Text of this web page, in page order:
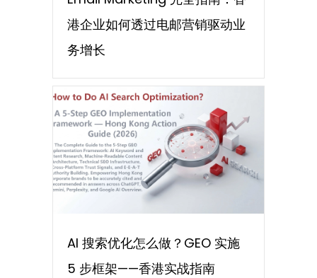
港企业如何透过电邮营销驱动业
务增长
AI 搜索优化怎么做？GEO 实施
5 步框架——香港实战指南